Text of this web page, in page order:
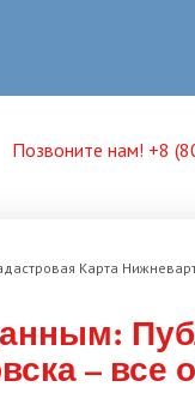
Позвоните нам! +8
Карта
– все